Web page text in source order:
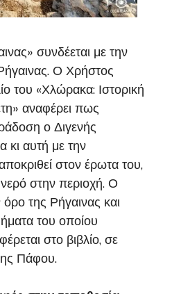
συνδέεται με την
Ο Χρήστος
του «Χλώρακα: Ιστορική
αναφέρει πως
ο Διγενής
κι αυτή με την
στον έρωτα του,
στην περιοχή. Ο
όρο της Ρήγαινας και
του οποίου
στο βιβλίο, σε
Πάφου.